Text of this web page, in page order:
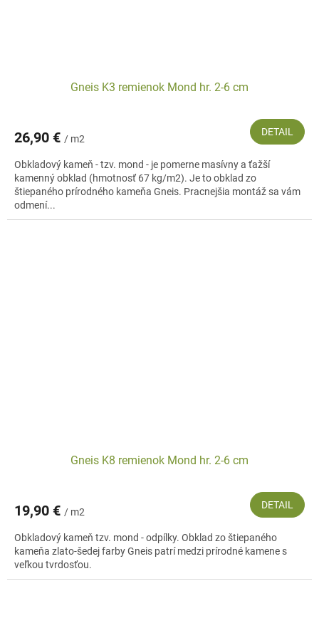
Gneis K3 remienok Mond hr. 2-6 cm
26,90 € / m2
DETAIL
Obkladový kameň - tzv. mond - je pomerne masívny a ťažší
kamenný obklad (hmotnosť 67 kg/m2). Je to obklad zo
štiepaného prírodného kameňa Gneis. Pracnejšia montáž sa vám
odmení...
Gneis K8 remienok Mond hr. 2-6 cm
19,90 € / m2
DETAIL
Obkladový kameň tzv. mond - odpílky. Obklad zo štiepaného
kameňa zlato-šedej farby Gneis patrí medzi prírodné kamene s
veľkou tvrdosťou.